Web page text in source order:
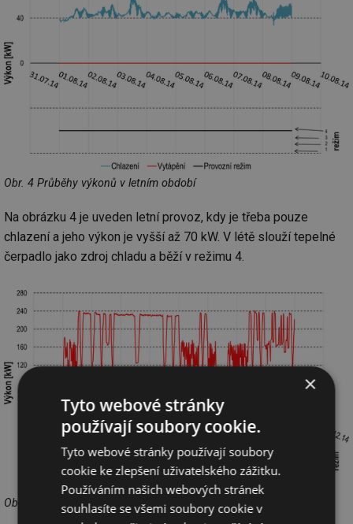
Obr. 4 Průběhy výkonů v letním období
Na obrázku 4 je uveden letní provoz, kdy je třeba pouze
chlazení a jeho výkon je vyšší až 70 kW. V létě slouží tepelné
čerpadlo jako zdroj chladu a běží v režimu 4.
Obr. 5 Průběhy výkonů v zimním období konec roku 2014
×
Tyto webové stránky
používají soubory cookie.
Tyto webové stránky používají soubory
cookie ke zlepšení uživatelského zážitku.
Používáním našich webových stránek
souhlasíte se všemi soubory cookie v